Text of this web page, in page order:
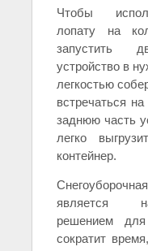
Чтобы
лопату на
запустить
устройство в
легкостью
встречаться
заднюю часть
легко
контейнер.
является
решением
сократит